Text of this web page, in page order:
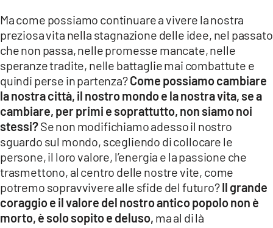
Ma come possiamo continuare a vivere la nostra
preziosa vita nella stagnazione delle idee, nel passato
che non passa, nelle promesse mancate, nelle
speranze tradite, nelle battaglie mai combattute e
quindi perse in partenza?Come possiamo cambiare
la nostra città, il nostro mondo e la nostra vita, se a
cambiare, per primi e soprattutto, non siamo noi
stessi?Se non modifichiamo adesso il nostro
sguardo sul mondo, scegliendo di collocare le
persone, il loro valore, l’energia e la passione che
trasmettono, al centro delle nostre vite, come
potremo sopravvivere alle sfide del futuro?Il grande
coraggio e il valore del nostro antico popolo non è
morto, è solo sopito e deluso, ma al di là